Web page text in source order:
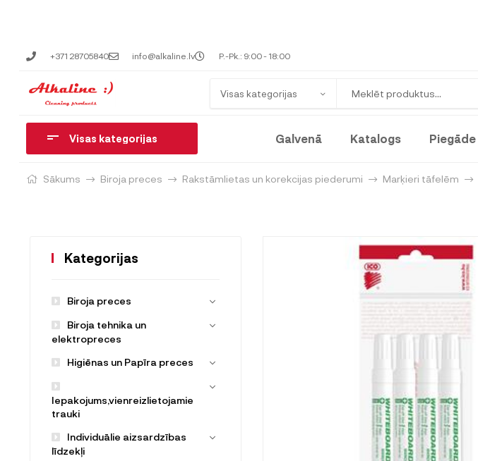
+371 28705840 info@alkaline.lv P.-Pk.: 9:00 - 18:00
Visas kategorijas
Visas kategorijas Galvenā Katalogs Piegāde
Sākums Biroja preces Rakstāmlietas un korekcijas piederumi Marķieri tāfelēm
Kategorijas
Biroja preces
Biroja tehnika un
elektropreces
Higiēnas un Papīra preces
Iepakojums,vienreizlietojamie
trauki
Individuālie aizsardzības
līdzekļi